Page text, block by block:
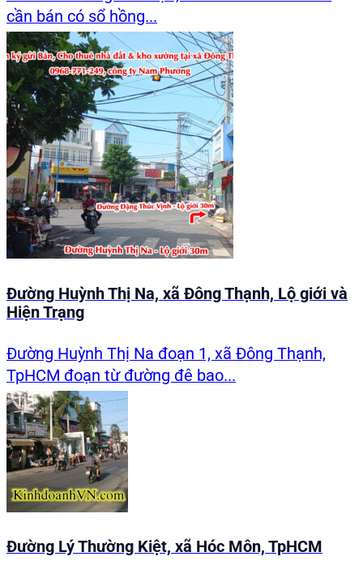
cần bán có sổ hồng...
Đường Huỳnh Thị Na, xã Đông Thạnh, Lộ giới và
Hiện Trạng
Đường Huỳnh Thị Na đoạn 1, xã Đông Thạnh,
TpHCM đoạn từ đường đê bao...
Đường Lý Thường Kiệt, xã Hóc Môn, TpHCM